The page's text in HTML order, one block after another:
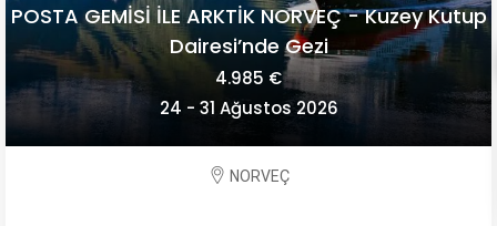
POSTA GEMİSİ İLE ARKTİK NORVEÇ - Kuzey Kutup
Dairesi’nde Gezi
4.985 €
24 - 31 Ağustos 2026
NORVEÇ